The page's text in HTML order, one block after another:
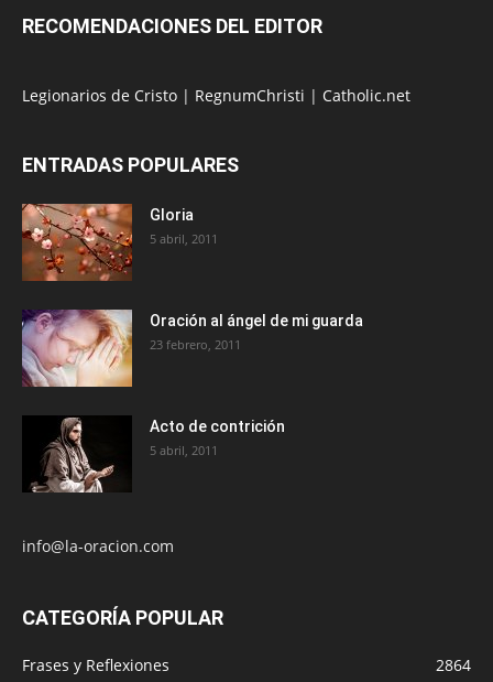
RECOMENDACIONES DEL EDITOR
Legionarios de Cristo | RegnumChristi | Catholic.net
ENTRADAS POPULARES
Gloria
5 abril, 2011
Oración al ángel de mi guarda
23 febrero, 2011
Acto de contrición
5 abril, 2011
info@la-oracion.com
CATEGORÍA POPULAR
Frases y Reflexiones
2864